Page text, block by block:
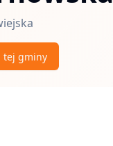
tej gminy